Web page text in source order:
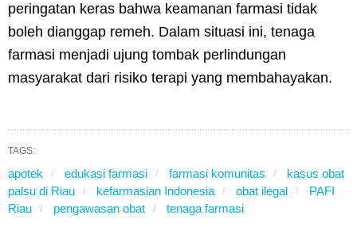
peringatan keras bahwa keamanan farmasi tidak
boleh dianggap remeh. Dalam situasi ini, tenaga
farmasi menjadi ujung tombak perlindungan
masyarakat dari risiko terapi yang membahayakan.
TAGS:
apotek edukasi farmasi farmasi komunitas
kasus obat
palsu di Riau
kefarmasian Indonesia obat ilegal
PAFI
Riau
pengawasan obat tenaga farmasi